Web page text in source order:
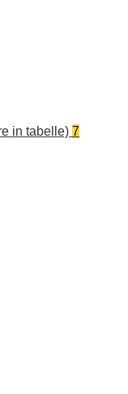
in tabelle) 7